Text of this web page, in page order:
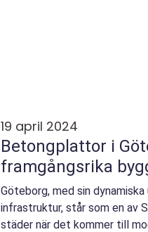
19 april 2024
Betongplattor i Göteborg –
framgångsrika
Göteborg, med sin
infrastruktur, står som en av
städer när det kommer till